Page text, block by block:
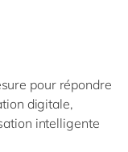
pour répondre
digitale,
intelligente